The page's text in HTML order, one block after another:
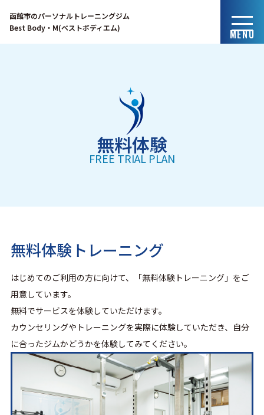
函館市のパーソナルトレーニングジム
Best Body・M(ベストボディエム)
MENU
無料体験
FREE TRIAL PLAN
無料体験トレーニング
はじめてのご利用の方に向けて、「無料体験トレーニング」をご
用意しています。
無料でサービスを体験していただけます。
カウンセリングやトレーニングを実際に体験していただき、自分
に合ったジムかどうかを体験してみてください。